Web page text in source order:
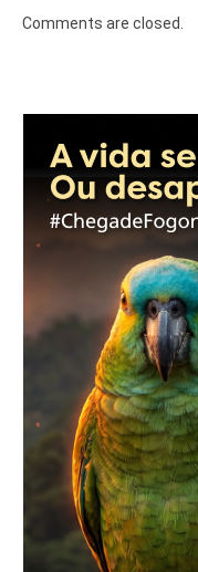
Comments are closed.